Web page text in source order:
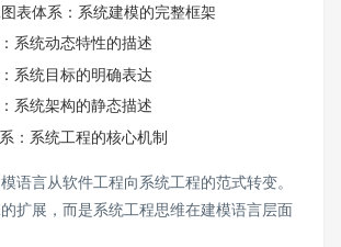
表体系：系统建模的完整框架
系统动态特性的描述
系统目标的明确表达
系统架构的静态描述
：系统工程的核心机制
语言从软件工程向系统工程的范式转变。
扩展，而是系统工程思维在建模语言层面